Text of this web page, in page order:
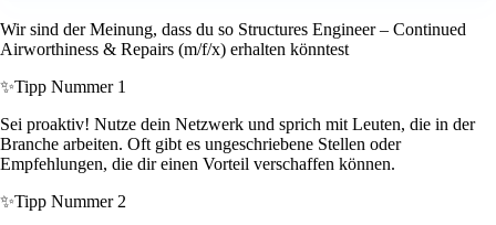
Wir sind der Meinung, dass du so Structures Engineer – Continued
Airworthiness & Repairs (m/f/x) erhalten könntest
✨Tipp Nummer 1
Sei proaktiv! Nutze dein Netzwerk und sprich mit Leuten, die in der
Branche arbeiten. Oft gibt es ungeschriebene Stellen oder
Empfehlungen, die dir einen Vorteil verschaffen können.
✨Tipp Nummer 2